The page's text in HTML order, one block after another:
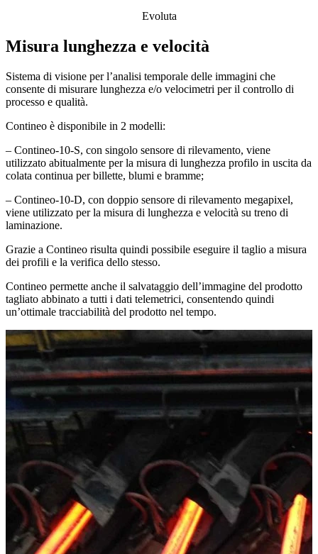
Evoluta
Misura lunghezza e velocità
Sistema di visione per l’analisi temporale delle immagini che
consente di misurare lunghezza e/o velocimetri per il controllo di
processo e qualità.
Contineo è disponibile in 2 modelli:
– Contineo-10-S, con singolo sensore di rilevamento, viene
utilizzato abitualmente per la misura di lunghezza profilo in uscita da
colata continua per billette, blumi e bramme;
– Contineo-10-D, con doppio sensore di rilevamento megapixel,
viene utilizzato per la misura di lunghezza e velocità su treno di
laminazione.
Grazie a Contineo risulta quindi possibile eseguire il taglio a misura
dei profili e la verifica dello stesso.
Contineo permette anche il salvataggio dell’immagine del prodotto
tagliato abbinato a tutti i dati telemetrici, consentendo quindi
un’ottimale tracciabilità del prodotto nel tempo.